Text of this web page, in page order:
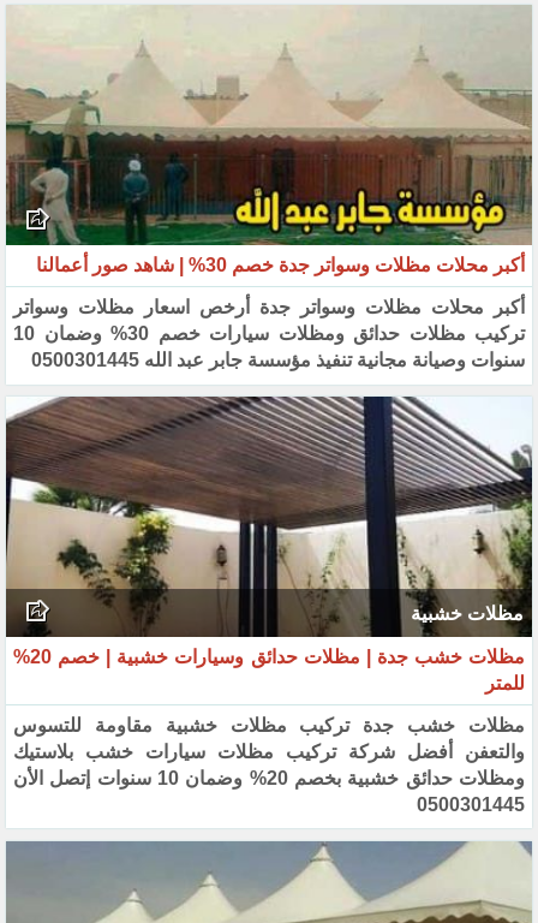
أكبر محلات مظلات وسواتر جدة خصم 30% | شاهد صور أعمالنا‏
أكبر محلات مظلات وسواتر جدة أرخص اسعار مظلات وسواتر
تركيب مظلات حدائق ومظلات سيارات خصم 30% ‏وضمان 10
سنوات وصيانة مجانية تنفيذ مؤسسة جابر عبد الله 0500301445‏
مظلات خشبية
مظلات خشب جدة | مظلات حدائق وسيارات خشبية | خصم 20%
للمتر‏
مظلات خشب جدة تركيب مظلات خشبية مقاومة للتسوس
والتعفن أفضل شركة تركيب مظلات سيارات خشب بلاستيك
‏ومظلات حدائق خشبية بخصم 20% ‏وضمان 10 سنوات إتصل الأن
0500301445‏